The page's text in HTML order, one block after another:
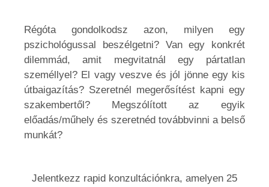
Régóta gondolkodsz azon, milyen egy
pszichológussal beszélgetni? Van egy konkrét
dilemmád, amit megvitatnál egy pártatlan
személlyel? El vagy veszve és jól jönne egy kis
útbaigazítás? Szeretnél megerősítést kapni egy
szakembertől? Megszólított az egyik
előadás/műhely és szeretnéd továbbvinni a belső
munkát?
Jelentkezz rapid konzultációnkra, amelyen 25